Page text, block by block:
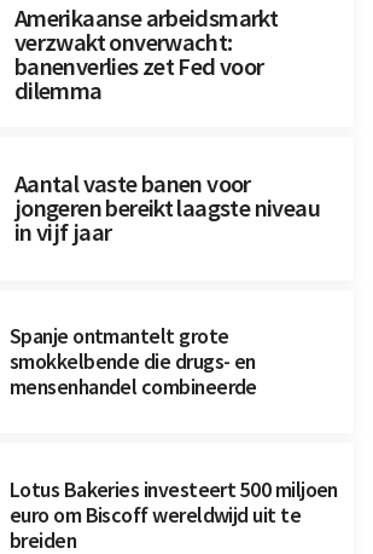
Amerikaanse arbeidsmarkt
verzwakt onverwacht:
banenverlies zet Fed voor
dilemma
Aantal vaste banen voor
jongeren bereikt laagste niveau
in vijf jaar
Spanje ontmantelt grote
smokkelbende die drugs- en
mensenhandel combineerde
Lotus Bakeries investeert 500 miljoen
euro om Biscoff wereldwijd uit te
breiden